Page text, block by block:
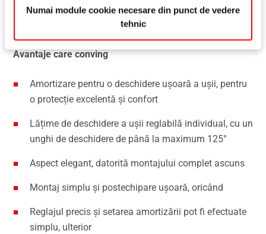
Numai module cookie necesare din punct de vedere
tehnic
Avantaje care conving
Amortizare pentru o deschidere ușoară a ușii, pentru
o protecție excelentă și confort
Lățime de deschidere a ușii reglabilă individual, cu un
unghi de deschidere de până la maximum 125°
Aspect elegant, datorită montajului complet ascuns
Montaj simplu și postechipare ușoară, oricând
Reglajul precis și setarea amortizării pot fi efectuate
simplu, ulterior